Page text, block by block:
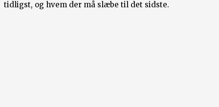
tidligst, og hvem der må slæbe til det sidste.